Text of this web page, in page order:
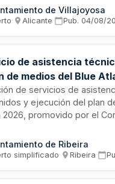
para garantizar
de Villajoyosa
· Alicante· Pub. 04/08/
de asistencia
de medios del Blue
de servicios de
y ejecución del plan
2026, promovido por el
a través de la Consellería
del evento, incluyendo
foro dedicado a la
de Ribeira
simplificado· Ribeira·